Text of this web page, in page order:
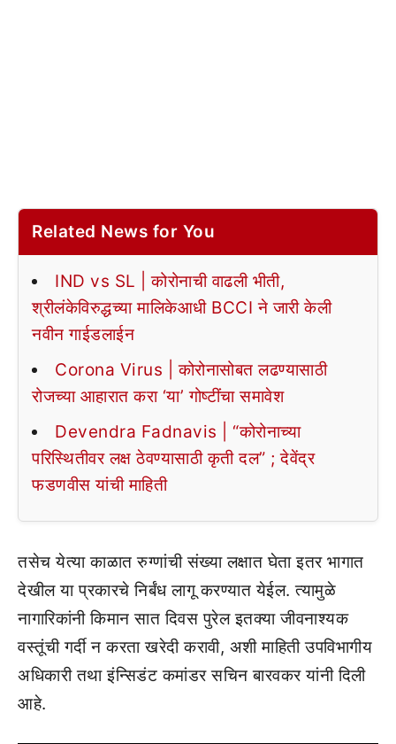
Related News for You
IND vs SL | कोरोनाची वाढली भीती,
श्रीलंकेविरुद्धच्या मालिकेआधी BCCI ने जारी केली
नवीन गाईडलाईन
Corona Virus | कोरोनासोबत लढण्यासाठी
रोजच्या आहारात करा ‘या’ गोष्टींचा समावेश
Devendra Fadnavis | “कोरोनाच्या
परिस्थितीवर लक्ष ठेवण्यासाठी कृती दल” ; देवेंद्र
फडणवीस यांची माहिती
तसेच येत्या काळात रुग्णांची संख्या लक्षात घेता इतर भागात
देखील या प्रकारचे निर्बंध लागू करण्यात येईल. त्यामुळे
नागारिकांनी किमान सात दिवस पुरेल इतक्या जीवनाश्यक
वस्तूंची गर्दी न करता खरेदी करावी, अशी माहिती उपविभागीय
अधिकारी तथा इंन्सिडंट कमांडर सचिन बारवकर यांनी दिली
आहे.